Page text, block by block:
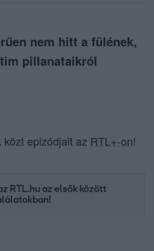
nem hitt a fülének,
pillanataikról
epizódjait az RTL+-on!
RTL.hu az elsők között